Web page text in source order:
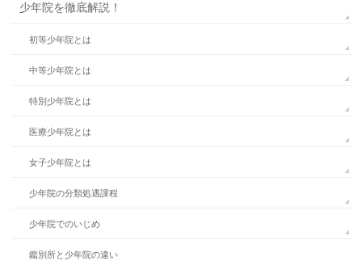
少年院を徹底解説！
初等少年院とは
中等少年院とは
特別少年院とは
医療少年院とは
女子少年院とは
少年院の分類処遇課程
少年院でのいじめ
鑑別所と少年院の違い